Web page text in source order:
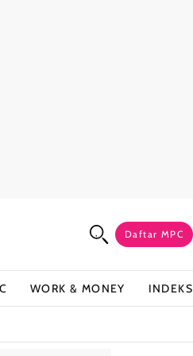
Daftar MPC
WORK & MONEY INDEKS